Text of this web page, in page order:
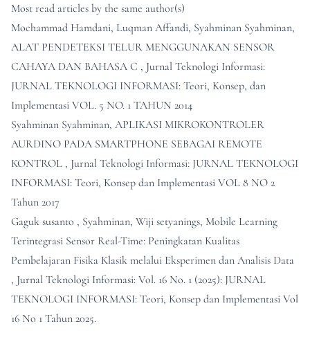
Most read articles by the same author(s)
Mochammad Hamdani, Luqman Affandi, Syahminan Syahminan,
ALAT PENDETEKSI TELUR MENGGUNAKAN SENSOR
CAHAYA DAN BAHASA C , Jurnal Teknologi Informasi:
JURNAL TEKNOLOGI INFORMASI: Teori, Konsep, dan
Implementasi VOL. 5 NO. 1 TAHUN 2014
Syahminan Syahminan, APLIKASI MIKROKONTROLER
AURDINO PADA SMARTPHONE SEBAGAI REMOTE
KONTROL , Jurnal Teknologi Informasi: JURNAL TEKNOLOGI
INFORMASI: Teori, Konsep dan Implementasi VOL 8 NO 2
Tahun 2017
Gaguk susanto , Syahminan, Wiji setyanings, Mobile Learning
Terintegrasi Sensor Real-Time: Peningkatan Kualitas
Pembelajaran Fisika Klasik melalui Eksperimen dan Analisis Data
, Jurnal Teknologi Informasi: Vol. 16 No. 1 (2025): JURNAL
TEKNOLOGI INFORMASI: Teori, Konsep dan Implementasi Vol
16 No 1 Tahun 2025.